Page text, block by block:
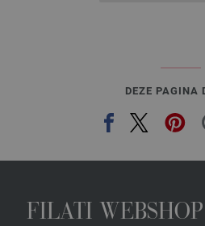
DEZE PAGINA
FILATI